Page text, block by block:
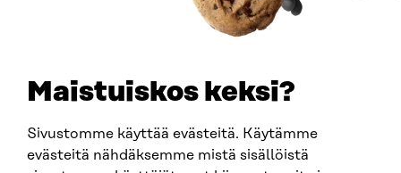
Maistuiskos keksi?
Sivustomme käyttää evästeitä. Käytämme
evästeitä nähdäksemme mistä sisällöistä
SITRA SOSIAALISESSA MEDIASSA